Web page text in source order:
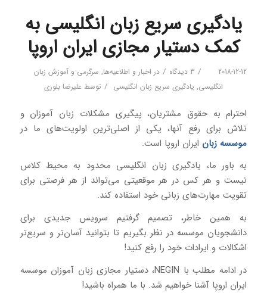
یادگیری سریع زبان انگلیسی به
کمک دستیار مجازی ایران اروپا
2018-12-12
/ 3 دیدگاه / در اخبار و اطلاعیه‌ها, سرگرمی و آموزش زبان
انگلیسی, یادگیری سریع زبان انگلیسی / توسط علیرضا بلوری
احترام به حقوق مشتریان، پیگیری مشکلات زبان آموزان و
تلاش برای رفع آنها، یکی از اصلی‌ترین اولویت‌های ما در
موسسه زبان ایران اروپا است.
به باور ما، یادگیری زبان انگلیسی محدود به محیط کلاس
نیست و هر کس در هر موقعیتی می‌تواند از هر فرصتی برای
تقویت مهارت‌های زبانی خود استفاده کند.
به همین خاطر، تصمیم گرفتیم سرویس جدیدی برای
دانشجویان موسسه در نظر بگیریم تا بتوانید آسان‌تر و سریع‌تر
اشکالات و ایرادات خود را رفع کنید!
در ادامه مطلب با NEGIN، دستیار مجازی زبان آموزان موسسه
ایران اروپا آشنا خواهیم شد. با ما همراه باشید!